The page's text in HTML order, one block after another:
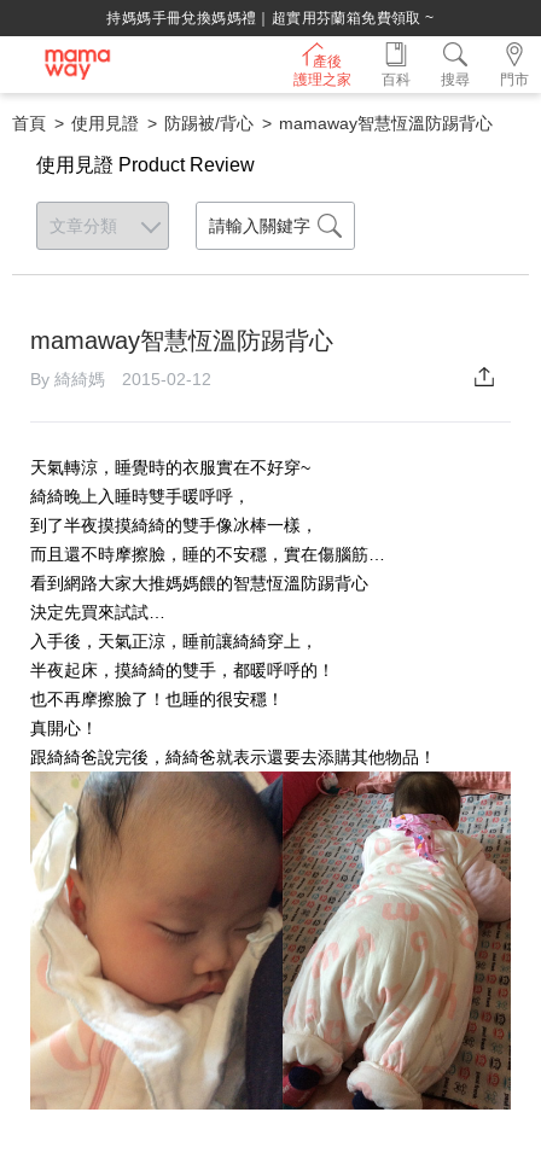
持媽媽手冊兌換媽媽禮｜超實用芬蘭箱免費領取 ~
產後
護理之家
門市
百科 搜尋
首頁 使用見證 防踢被/背心 mamaway智慧恆溫防踢背心
使用見證 Product Review
mamaway智慧恆溫防踢背心
By 綺綺媽 2015-02-12
天氣轉涼，睡覺時的衣服實在不好穿~
綺綺晚上入睡時雙手暖呼呼，
到了半夜摸摸綺綺的雙手像冰棒一樣，
而且還不時摩擦臉，睡的不安穩，實在傷腦筋…
看到網路大家大推媽媽餵的智慧恆溫防踢背心
決定先買來試試…
入手後，天氣正涼，睡前讓綺綺穿上，
半夜起床，摸綺綺的雙手，都暖呼呼的！
也不再摩擦臉了！也睡的很安穩！
真開心！
跟綺綺爸說完後，綺綺爸就表示還要去添購其他物品！